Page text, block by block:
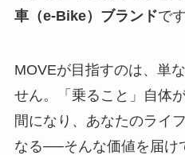
車（e-Bike）ブランドです
MOVEが目指すのは、単
せん。「乗ること」自体
間になり、あなたのライ
なる──そんな価値を届け